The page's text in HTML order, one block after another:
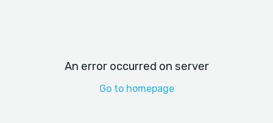
An error occurred on server
Go to homepage